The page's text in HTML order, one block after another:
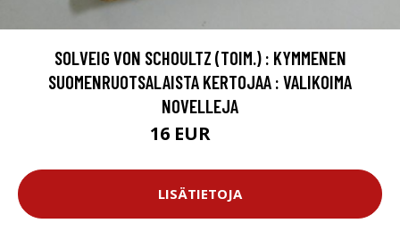
SOLVEIG VON SCHOULTZ (TOIM.) : KYMMENEN
SUOMENRUOTSALAISTA KERTOJAA : VALIKOIMA
NOVELLEJA
16 EUR
LISÄTIETOJA